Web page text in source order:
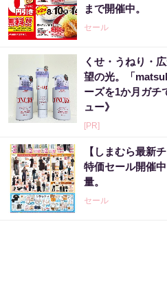
まで開催中。
セール
くせ・うねり・
望の光。「
ーズを1か月ガチ
ュー》
[PR]
【しまむら最新
特価セール開催
量。
セール